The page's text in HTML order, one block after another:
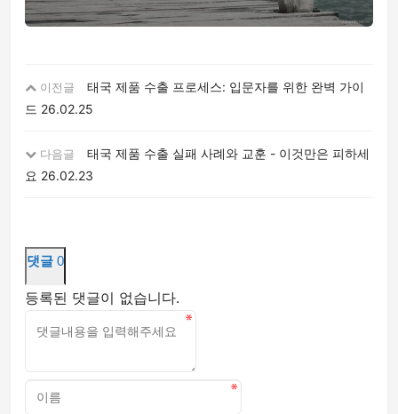
이전글
태국 제품 수출 프로세스: 입문자를 위한 완벽 가이
드 26.02.25
다음글
태국 제품 수출 실패 사례와 교훈 - 이것만은 피하세
요 26.02.23
댓글 0
등록된 댓글이 없습니다.